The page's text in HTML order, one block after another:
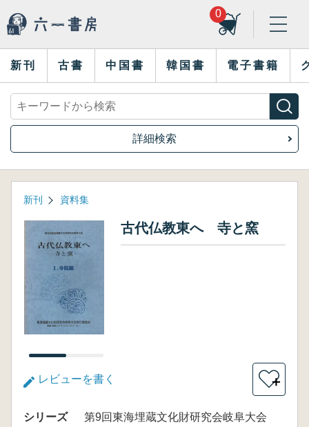
0
新刊 古書 中国書 韓国書 電子書籍
詳細検索
新刊 資料集
古代仏教東へ 寺と窯
レビューを書く ＋
シリーズ
第9回東海埋蔵文化財研究会岐阜大会